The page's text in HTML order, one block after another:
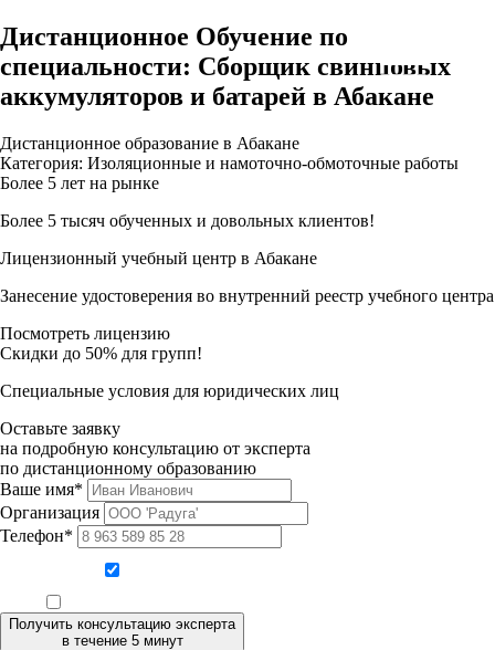
Дистанционное Обучение по
специальности: Сборщик свинцовых
аккумуляторов и батарей в Абакане
Дистанционное образование в Абакане
Категория: Изоляционные и намоточно-обмоточные работы
Более 5 лет на рынке
Более 5 тысяч обученных и довольных клиентов!
Лицензионный учебный центр в Абакане
Занесение удостоверения во внутренний реестр учебного центра
Посмотреть лицензию
Скидки до 50% для групп!
Специальные условия для юридических лиц
Оставьте заявку
на подробную консультацию от эксперта
по дистанционному образованию
Ваше имя*
Организация
Телефон*
Получить консультацию эксперта
в течение 5 минут